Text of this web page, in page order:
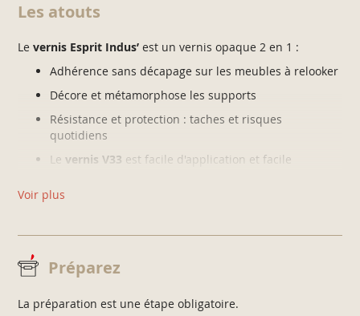
Les atouts
Le vernis Esprit Indus’ est un vernis opaque 2 en 1 :
Adhérence sans décapage sur les meubles à relooker
Décore et métamorphose les supports
Résistance et protection : taches et risques
quotidiens
Le vernis V33 est facile d'application et facile
Voir plus
Préparez
La préparation est une étape obligatoire.